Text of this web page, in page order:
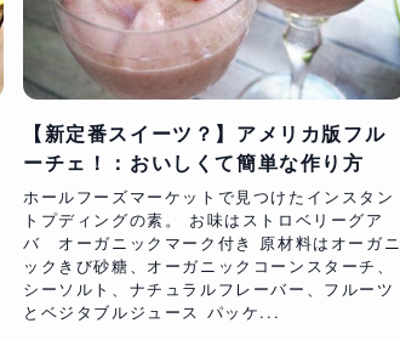
【新定番スイーツ？】アメリカ版フル
ーチェ！：おいしくて簡単な作り方
ホールフーズマーケットで見つけたインスタン
トプディングの素。 お味はストロベリーグア
バ オーガニックマーク付き 原材料はオーガニ
ックきび砂糖、オーガニックコーンスターチ、
シーソルト、ナチュラルフレーバー、フルーツ
とベジタブルジュース パッケ...